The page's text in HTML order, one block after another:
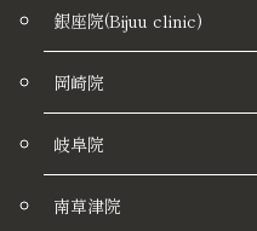
銀座院(Bijuu clinic)
岡崎院
岐阜院
南草津院